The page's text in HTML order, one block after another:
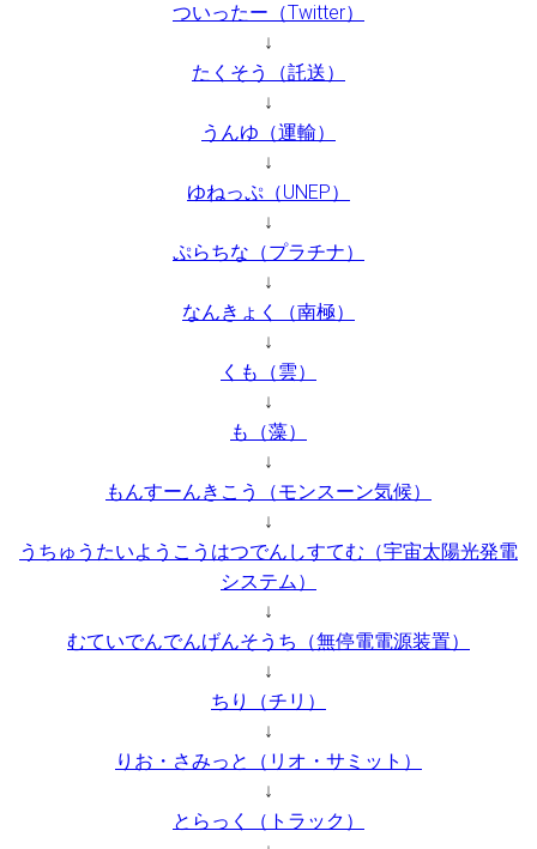
ついったー（Twitter）
↓
たくそう（託送）
↓
うんゆ（運輸）
↓
ゆねっぷ（UNEP）
↓
ぷらちな（プラチナ）
↓
なんきょく（南極）
↓
くも（雲）
↓
も（藻）
↓
もんすーんきこう（モンスーン気候）
↓
うちゅうたいようこうはつでんしすてむ（宇宙太陽光発電
システム）
↓
むていでんでんげんそうち（無停電電源装置）
↓
ちり（チリ）
↓
りお・さみっと（リオ・サミット）
↓
とらっく（トラック）